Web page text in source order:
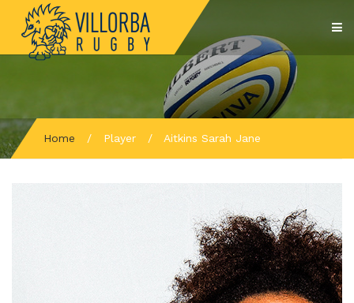
Home / Player / Aitkins Sarah Jane